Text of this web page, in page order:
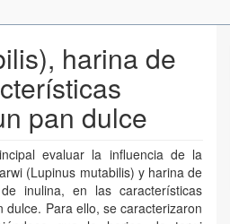
harina de
pan dulce
evaluar la influencia de la
(Lupinus mutabilis) y harina de
inulina, en las características
Para ello, se caracterizaron